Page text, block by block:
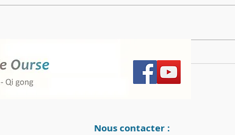
La fabuleuse histoire de l’ours (6) , les
carnets de JJS, page 20
Nous contacter :